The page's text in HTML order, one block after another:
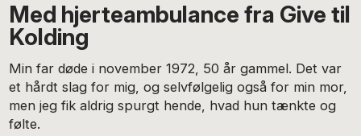
Med hjerteambulance fra Give til
Kolding
Min far døde i november 1972, 50 år gammel. Det var
et hårdt slag for mig, og selvfølgelig også for min mor,
men jeg fik aldrig spurgt hende, hvad hun tænkte og
følte.